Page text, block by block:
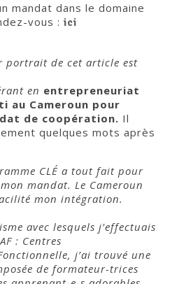
mandat dans le domaine
vous :ici
portrait de cet article est
en entrepreneuriat
au Cameroun pour
de coopération. Il
quelques mots après
CLÉ a tout fait pour
mandat. Le Cameroun
mon intégration.
avec lesquels j’effectuais
: Centres
j’ai trouvé une
de formateur-trices